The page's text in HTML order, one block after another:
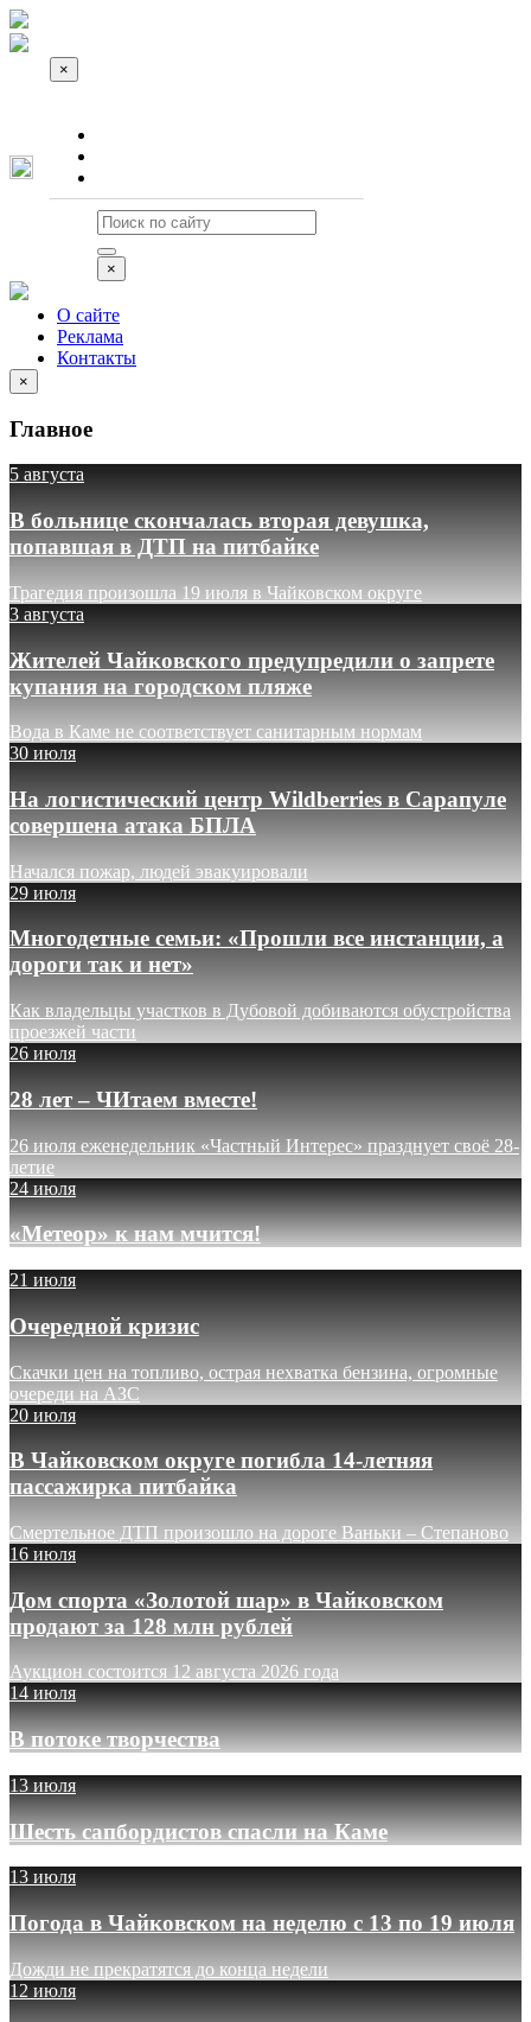
×
×
О сайте
Реклама
Контакты
×
Главное
5 августа
В больнице скончалась вторая девушка,
попавшая в ДТП на питбайке
Трагедия произошла 19 июля в Чайковском округе
3 августа
Жителей Чайковского предупредили о запрете
купания на городском пляже
Вода в Каме не соответствует санитарным нормам
30 июля
На логистический центр Wildberries в Сарапуле
совершена атака БПЛА
Начался пожар, людей эвакуировали
29 июля
Многодетные семьи: «Прошли все инстанции, а
дороги так и нет»
Как владельцы участков в Дубовой добиваются обустройства
проезжей части
26 июля
28 лет – ЧИтаем вместе!
26 июля еженедельник «Частный Интерес» празднует своё 28-
летие
24 июля
«Метеор» к нам мчится!
21 июля
Очередной кризис
Скачки цен на топливо, острая нехватка бензина, огромные
очереди на АЗС
20 июля
В Чайковском округе погибла 14-летняя
пассажирка питбайка
Смертельное ДТП произошло на дороге Ваньки – Степаново
16 июля
Дом спорта «Золотой шар» в Чайковском
продают за 128 млн рублей
Аукцион состоится 12 августа 2026 года
14 июля
В потоке творчества
13 июля
Шесть сапбордистов спасли на Каме
13 июля
Погода в Чайковском на неделю с 13 по 19 июля
Дожди не прекратятся до конца недели
12 июля